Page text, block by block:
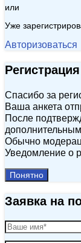
или
Уже
Авторизоваться
Спасибо за
Ваша анкета
После
Обычно
Уведомление о
Понятно
Заявка на